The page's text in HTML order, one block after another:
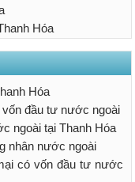
Hóa
Hóa
vốn đầu tư nước ngoài
ngoài tại Thanh Hóa
nhân nước ngoài
có vốn đầu tư nước